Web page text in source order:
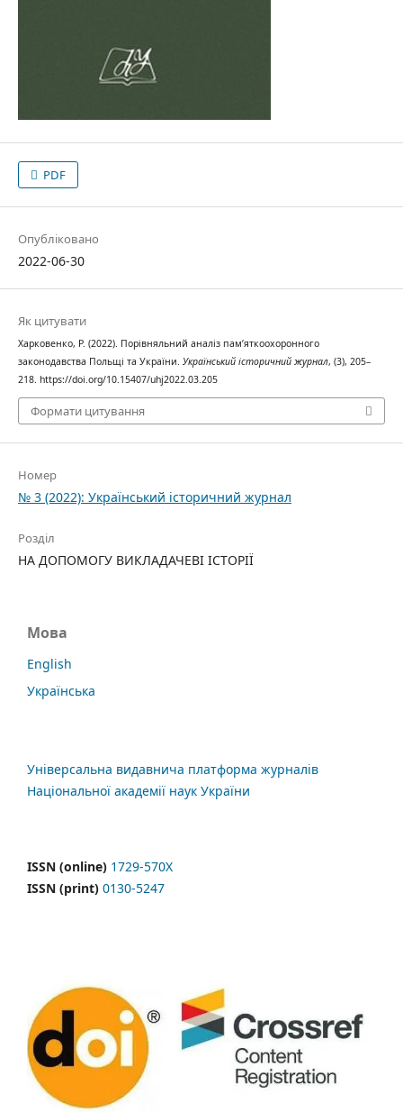
PDF
Опубліковано
2022-06-30
Як цитувати
Харковенко, Р. (2022). Порівняльний аналіз пам’яткоохоронного
законодавства Польщі та України. Український історичний журнал, (3), 205–
218. https://doi.org/10.15407/uhj2022.03.205
Формати цитування
Номер
№ 3 (2022): Український історичний журнал
Розділ
НА ДОПОМОГУ ВИКЛАДАЧЕВІ ІСТОРІЇ
Мова
English
Українська
Універсальна видавнича платформа журналів
Національної академії наук України
ISSN (online) 1729-570X
ISSN (print) 0130-5247